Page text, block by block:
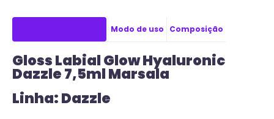
Modo de uso Composição
Gloss Labial Glow Hyaluronic
Dazzle 7,5ml Marsala
Linha: Dazzle